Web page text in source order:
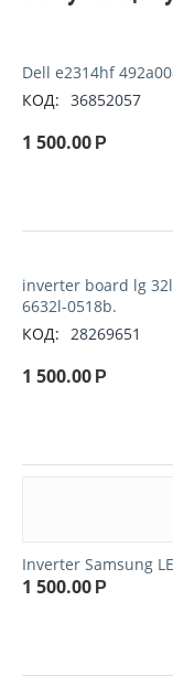
Dell e2314hf
КОД: 36852057
1 500.00 Р
inverter board lg
6632l-0518b.
КОД: 28269651
1 500.00 Р
Inverter Samsung
1 500.00 Р